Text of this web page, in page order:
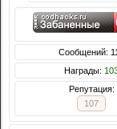
Сообщений:
Награды:
Репутация:
107